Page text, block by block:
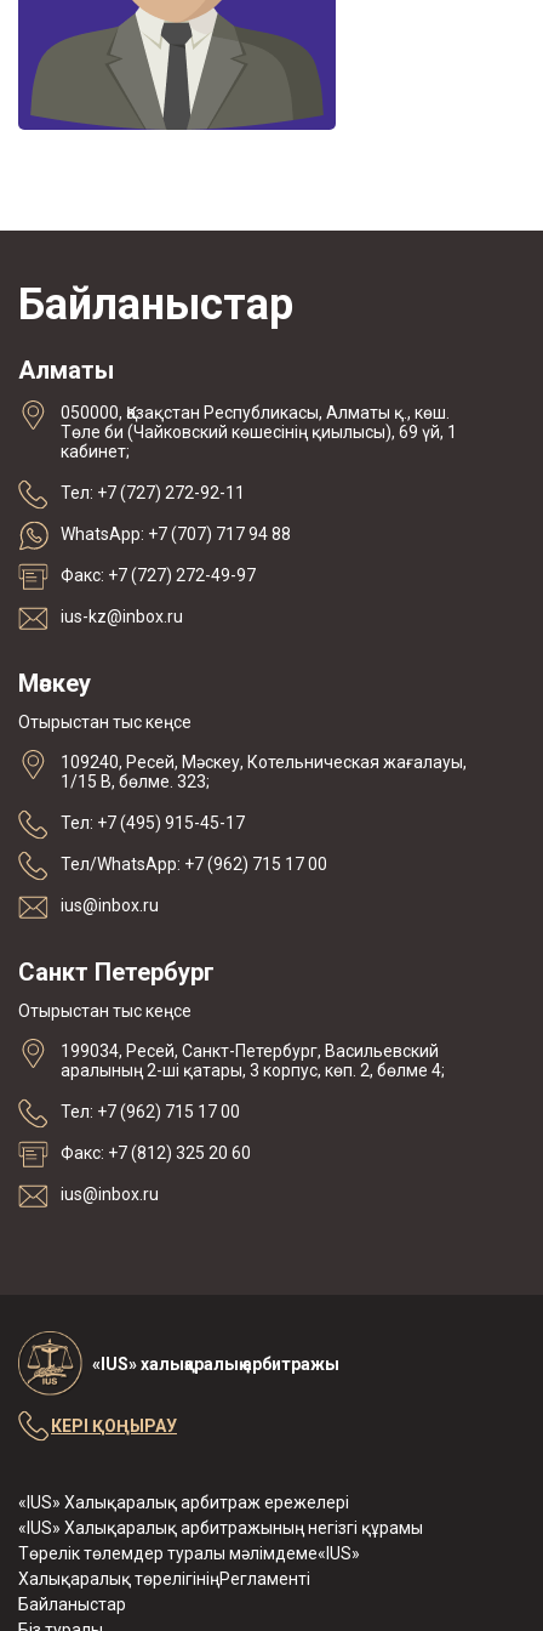
Байланыстар
Алматы
050000, Қазақстан Республикасы, Алматы қ., көш.
Төле би (Чайковский көшесінің қиылысы), 69 үй, 1
кабинет;
Тел: +7 (727) 272-92-11
WhatsApp: +7 (707) 717 94 88
Факс: +7 (727) 272-49-97
ius-kz@inbox.ru
Мәскеу
Отырыстан тыс кеңсе
109240, Ресей, Мәскеу, Котельническая жағалауы,
1/15 В, бөлме. 323;
Тел: +7 (495) 915-45-17
Тел/WhatsApp: +7 (962) 715 17 00
ius@inbox.ru
Санкт Петербург
Отырыстан тыс кеңсе
199034, Ресей, Санкт-Петербург, Васильевский
аралының 2-ші қатары, 3 корпус, көп. 2, бөлме 4;
Тел: +7 (962) 715 17 00
Факс: +7 (812) 325 20 60
ius@inbox.ru
«IUS» халықаралық арбитражы
«IUS» Халықаралық арбитраж ережелері
«IUS» Халықаралық арбитражының негізгі құрамы
Төрелік төлемдер туралы мәлімдеме«IUS»
Халықаралық төрелігініңРегламенті
Байланыстар
КЕРІ ҚОҢЫРАУ